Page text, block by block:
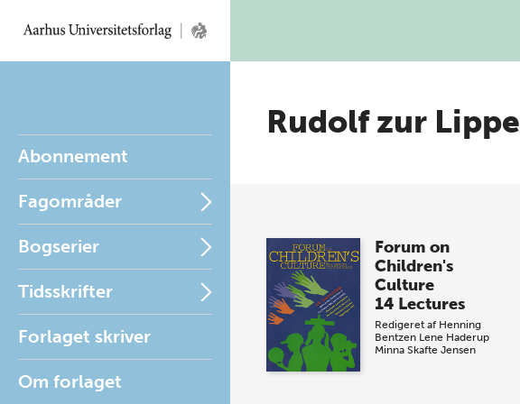
Abonnement
Fagområder
Bogserier
Tidsskrifter
Forlaget skriver
Om forlaget
Rudolf zur Lippe
Forum on
Children's
Culture
14 Lectures
Redigeret af Henning
Bentzen Lene Haderup
Minna Skafte Jensen